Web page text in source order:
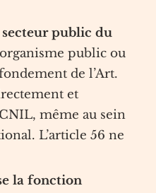
secteur public du
public ou
de l’Art.
et
même au sein
L’article 56 ne
la fonction